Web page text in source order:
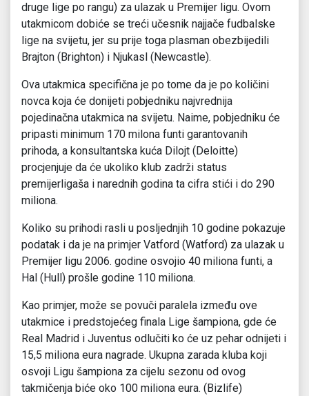
druge lige po rangu) za ulazak u Premijer ligu. Ovom
utakmicom dobiće se treći učesnik najjače fudbalske
lige na svijetu, jer su prije toga plasman obezbijedili
Brajton (Brighton) i Njukasl (Newcastle).
Ova utakmica specifična je po tome da je po količini
novca koja će donijeti pobjedniku najvrednija
pojedinačna utakmica na svijetu. Naime, pobjedniku će
pripasti minimum 170 milona funti garantovanih
prihoda, a konsultantska kuća Dilojt (Deloitte)
procjenjuje da će ukoliko klub zadrži status
premijerligaša i narednih godina ta cifra stići i do 290
miliona.
Koliko su prihodi rasli u posljednjih 10 godine pokazuje
podatak i da je na primjer Vatford (Watford) za ulazak u
Premijer ligu 2006. godine osvojio 40 miliona funti, a
Hal (Hull) prošle godine 110 miliona.
Kao primjer, može se povuči paralela između ove
utakmice i predstojećeg finala Lige šampiona, gde će
Real Madrid i Juventus odlučiti ko će uz pehar odnijeti i
15,5 miliona eura nagrade. Ukupna zarada kluba koji
osvoji Ligu šampiona za cijelu sezonu od ovog
takmičenja biće oko 100 miliona eura. (Bizlife)